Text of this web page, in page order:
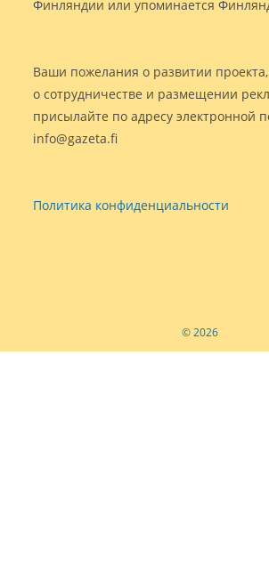
Финляндии или упоминается
Ваши пожелания о развитии
о сотрудничестве и размещении
присылайте по адресу электронной
info@gazeta.fi
Политика конфиденциальности
© 2026